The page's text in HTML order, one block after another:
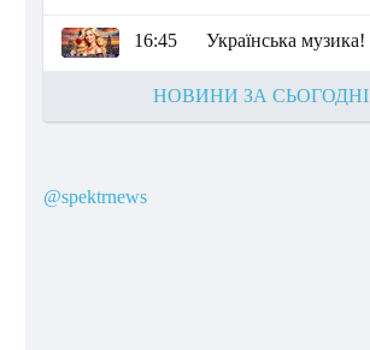
16:45 Українська музика!
НОВИНИ ЗА СЬОГОДНІ
@spektrnews